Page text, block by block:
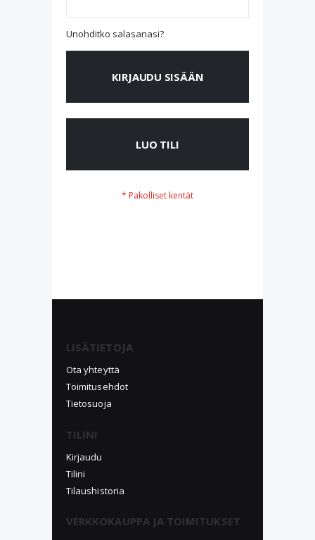
Unohditko salasanasi?
KIRJAUDU SISÄÄN
LUO TILI
LISÄTIETOJA
Ota yhteyttä
Toimitusehdot
Tietosuoja
TILINI
Kirjaudu
Tilini
Tilaushistoria
VERKKOKAUPPA JA TOIMITUKSET